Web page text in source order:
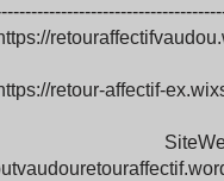
retour-affectif-